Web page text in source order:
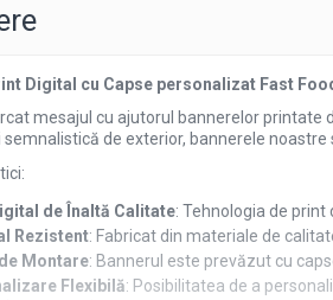
Digital cu Capse personalizat Fast
mesajul cu ajutorul bannerelor printate
de exterior, bannerele
de Înaltă Calitate: Tehnologia de
Rezistent: Fabricat din materiale de
Montare: Bannerul este prevăzut cu
Flexibilă: Posibilitatea de a